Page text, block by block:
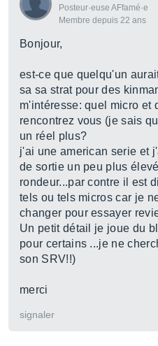
Posteur·euse AFfamé·e
Membre depuis 22 ans
Bonjour,
est-ce que quelqu'un
sa sa strat pour des
m'intéresse: quel micro et
rencontrez vous (je sais
un réel plus?
j'ai une american serie et
de sortie un peu plus
rondeur...par contre il est
tels ou tels micros car je
changer pour essayer
Un petit détail je joue du
pour certains ...je ne
son SRV!!)
merci
signaler